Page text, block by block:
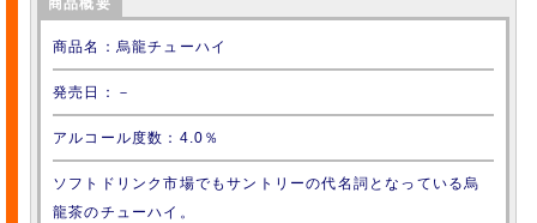
商品概要
商品名：烏龍チューハイ
発売日：－
アルコール度数：4.0％
ソフトドリンク市場でもサントリーの代名詞となっている烏
龍茶のチューハイ。